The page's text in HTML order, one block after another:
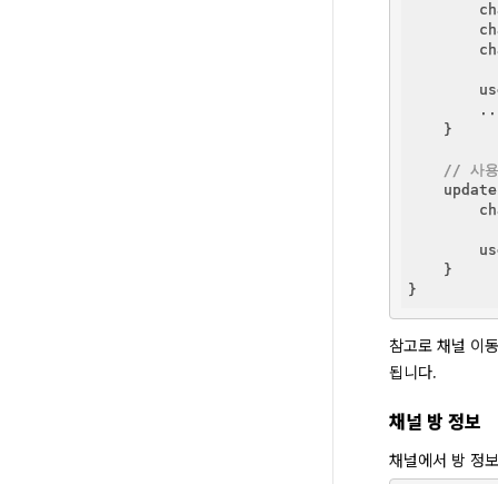
    }
// 사용
    }
참고로 채널 이
됩니다.
채널 방 정보
채널에서 방 정